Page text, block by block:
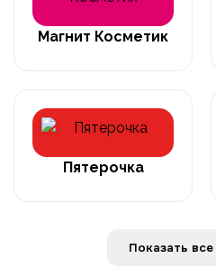
Магнит Косметик
Пятерочка